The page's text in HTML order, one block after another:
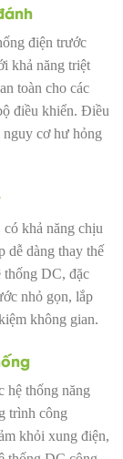
điện trước
khả năng triệt
toàn cho các
điều khiển. Điều
cơ hư hỏng
khả năng chịu
dễ dàng thay thế
thống DC, đặc
nhỏ gọn, lắp
không gian.
hệ thống năng
trình công
khỏi xung điện,